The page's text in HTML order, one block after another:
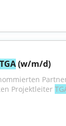
TGA (w/m/d)
Projektleiter